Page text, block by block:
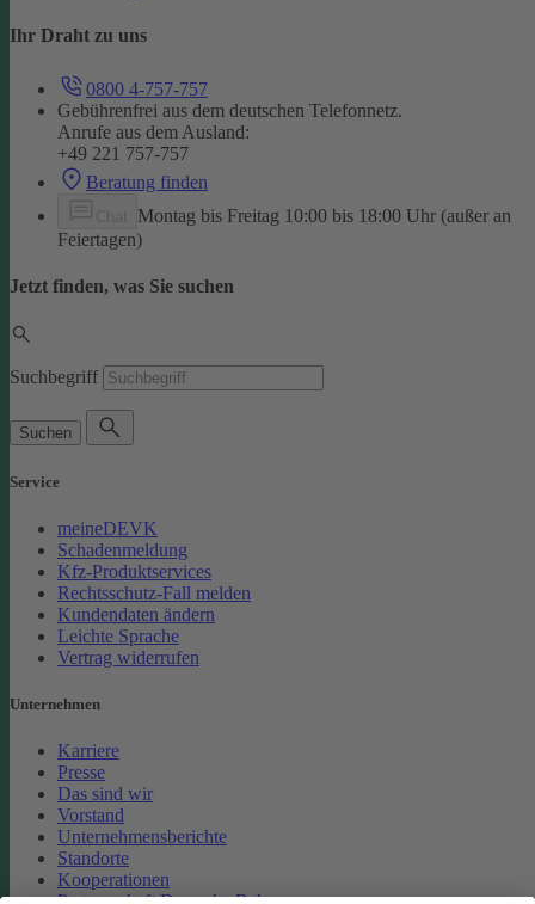
Ihr Draht zu uns
0800 4-757-757
Gebührenfrei aus dem deutschen Telefonnetz.
Anrufe aus dem Ausland:
+49 221 757-757
Beratung finden
Montag bis Freitag 10:00 bis 18:00 Uhr (außer an
Feiertagen)
Jetzt finden, was Sie suchen
Suchbegriff
Suchen
Service
meineDEVK
Schadenmeldung
Kfz-Produktservices
Rechtsschutz-Fall melden
Kundendaten ändern
Leichte Sprache
Vertrag widerrufen
Unternehmen
Karriere
Presse
Das sind wir
Vorstand
Unternehmensberichte
Standorte
Kooperationen